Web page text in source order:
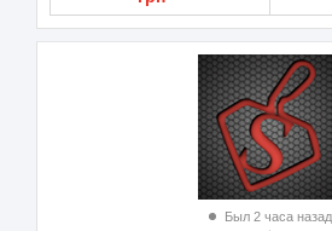
Был 2 часа назад